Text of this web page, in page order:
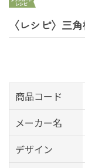
〈レシピ〉三
商品コード
メーカー名
デザイン